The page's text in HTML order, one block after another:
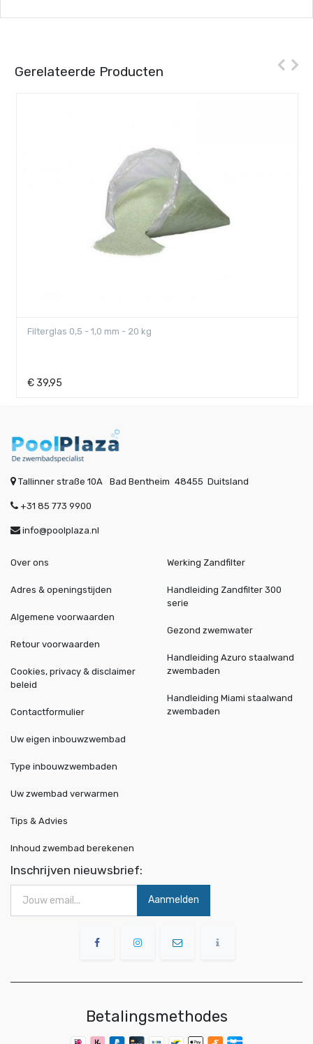
Gerelateerde Producten
Filterglas 0,5 - 1,0 mm - 20 kg
€ 39,95
Tallinner straße 10A Bad Bentheim 48455 Duitsland
+31 85 773 9900
info@poolplaza.nl
Over ons
Adres & openingstijden
Algemene voorwaarden
Retour voorwaarden
Cookies, privacy & disclaimer
beleid
Contactformulier
Werking Zandfilter
Handleiding Zandfilter 300
serie
Gezond zwemwater
Handleiding Azuro staalwand
zwembaden
Handleiding Miami staalwand
zwembaden
Uw eigen inbouwzwembad
Type inbouwzwembaden
Uw zwembad verwarmen
Tips & Advies
Inhoud zwembad berekenen
Inschrijven nieuwsbrief:
Aanmelden
Betalingsmethodes